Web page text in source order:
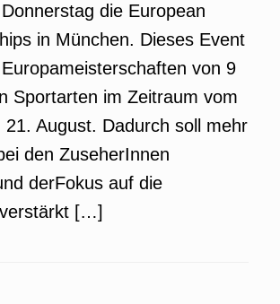
die European
in München. Dieses Event
von 9
Sportarten im Zeitraum vom
21. August. Dadurch soll mehr
den ZuseherInnen
derFokus auf die
[…]